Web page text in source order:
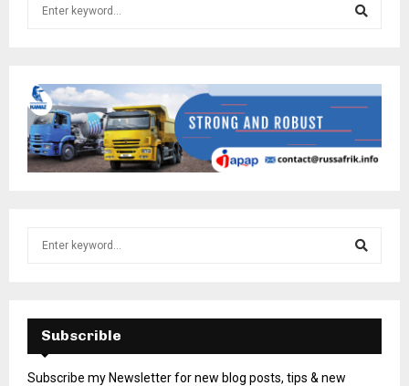
Subscrible
Subscribe my Newsletter for new blog posts, tips & new